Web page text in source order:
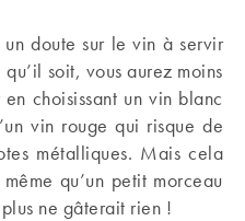
doute sur le vin à servir
soit, vous aurez moins
choisissant un vin blanc
vin rouge qui risque de
métalliques. Mais cela
qu’un petit morceau
ne gâterait rien !